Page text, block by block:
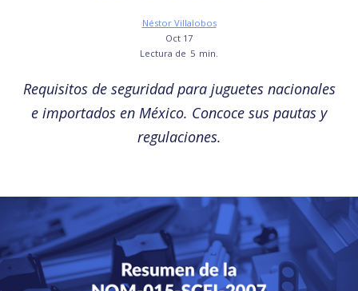
Néstor Villalobos
Oct 17
Lectura de 5 min.
Requisitos de seguridad para juguetes nacionales
e importados en México. Concoce sus pautas y
regulaciones.